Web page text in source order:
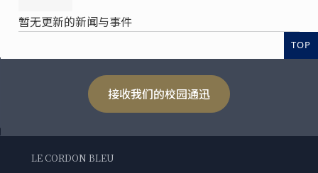
暂无更新的新闻与事件
TOP
接收我们的校园通迅
LE CORDON BLEU